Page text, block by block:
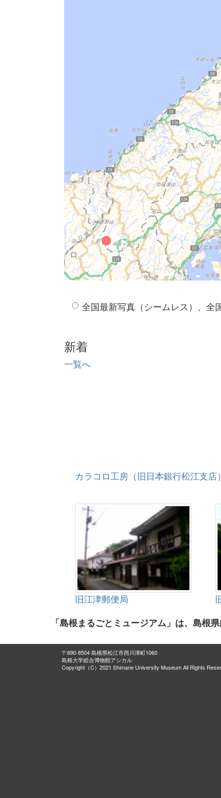
全国最新写真（シームレス）、全
新着
一覧へ
カラコロ工房（旧日本銀行松江支店
旧江津郵便局
「島根まるごとミュージアム」は、島根
〒690-8504 島根県松江市西川津町1060
島根大学総合博物館アシカル
Copyright（C）2021 Shimane University Museum All Rights